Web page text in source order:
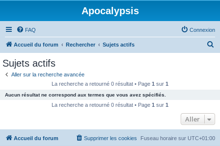
Apocalypsis
FAQ Connexion
Accueil du forum Rechercher Sujets actifs
c
e
Sujets actifs
Aller sur la recherche avancée
La recherche a retourné 0 résultat • Page 1 sur 1
Aucun résultat ne correspond aux termes que vous avez spécifiés.
La recherche a retourné 0 résultat • Page 1 sur 1
Aller
Accueil du forum Fuseau horaire sur UTC+01:00
Supprimer les cookies